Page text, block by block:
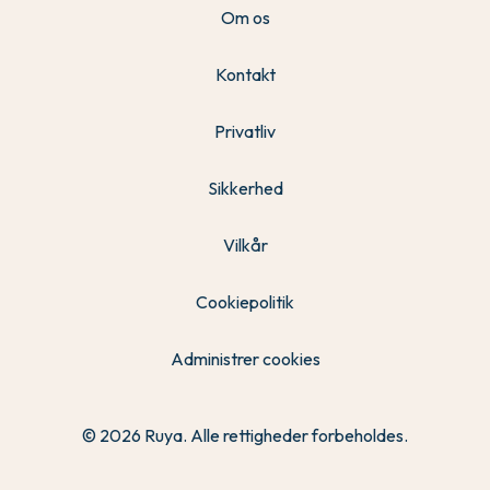
Om os
Kontakt
Privatliv
Sikkerhed
Vilkår
Cookiepolitik
Administrer cookies
© 2026 Ruya. Alle rettigheder forbeholdes.